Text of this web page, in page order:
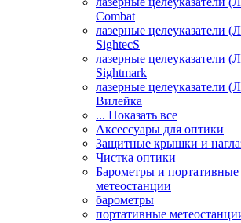
Combat
лазерные целеуказатели
SightecS
лазерные целеуказатели
Sightmark
лазерные целеуказатели
Вилейка
... Показать все
Аксессуары для оптики
Защитные крышки и
Чистка оптики
Барометры и портативные
метеостанции
барометры
портативные